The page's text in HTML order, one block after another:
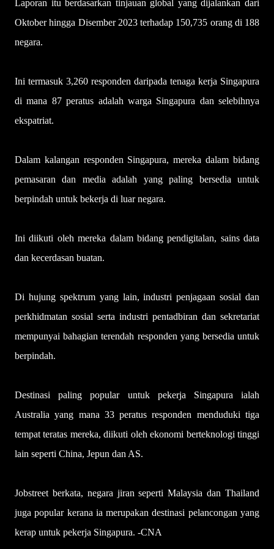
Laporan itu berdasarkan tinjauan global yang dijalankan dari
Oktober hingga Disember 2023 terhadap 150,735 orang di 188
negara.
Ini termasuk 3,260 responden daripada tenaga kerja Singapura
di mana 87 peratus adalah warga Singapura dan selebihnya
ekspatriat.
Dalam kalangan responden Singapura, mereka dalam bidang
pemasaran dan media adalah yang paling bersedia untuk
berpindah untuk bekerja di luar negara.
Ini diikuti oleh mereka dalam bidang pendigitalan, sains data
dan kecerdasan buatan.
Di hujung spektrum yang lain, industri penjagaan sosial dan
perkhidmatan sosial serta industri pentadbiran dan sekretariat
mempunyai bahagian terendah responden yang bersedia untuk
berpindah.
Destinasi paling popular untuk pekerja Singapura ialah
Australia yang mana 33 peratus responden menduduki tiga
tempat teratas mereka, diikuti oleh ekonomi berteknologi tinggi
lain seperti China, Jepun dan AS.
Jobstreet berkata, negara jiran seperti Malaysia dan Thailand
juga popular kerana ia merupakan destinasi pelancongan yang
kerap untuk pekerja Singapura. -CNA